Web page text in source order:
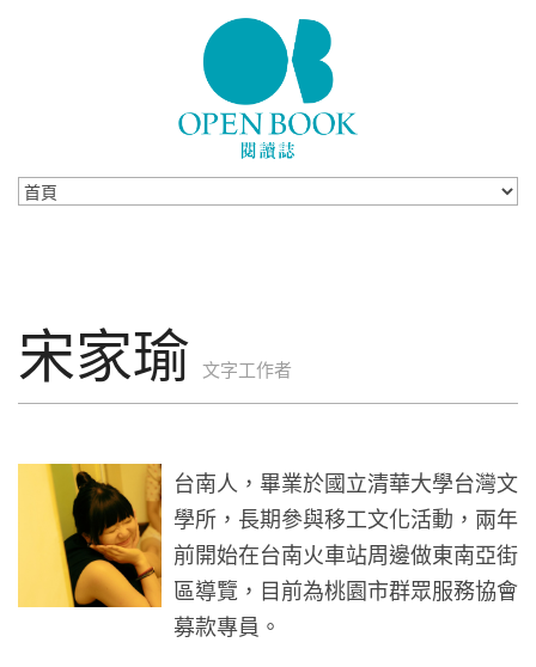
宋家瑜 文字工作者
台南人，畢業於國立清華大學台灣文
學所，長期參與移工文化活動，兩年
前開始在台南火車站周邊做東南亞街
區導覽，目前為桃園市群眾服務協會
募款專員。